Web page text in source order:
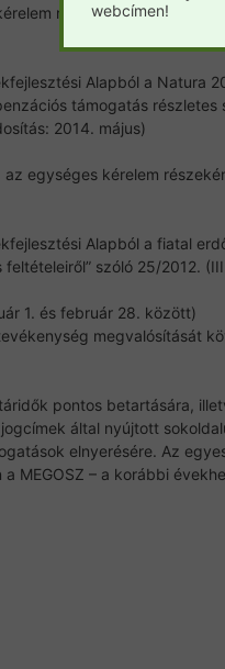
részeként
Alapból a Natura
támogatás részletes
2014. május)
egységes kérelem
Alapból a fiatal
szóló 25/2012.
1. és február 28. között)
megvalósítását
pontos betartására,
által nyújtott
elnyerésére. Az
MEGOSZ – a korábbi
webcímen!